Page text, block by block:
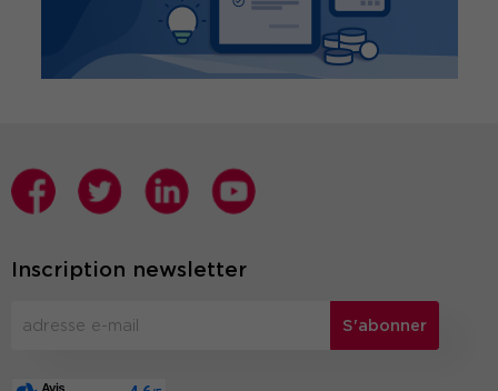
Inscription newsletter
S'abonner